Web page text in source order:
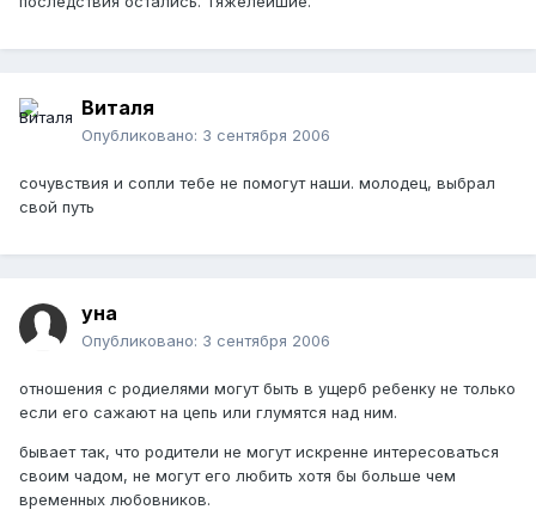
Виталя
Опубликовано: 3 сентября 2006
сочувствия и сопли тебе не помогут наши. молодец, выбрал
свой путь
уна
Опубликовано: 3 сентября 2006
отношения с родиелями могут быть в ущерб ребенку не только
если его сажают на цепь или глумятся над ним.
бывает так, что родители не могут искренне интересоваться
своим чадом, не могут его любить хотя бы больше чем
временных любовников.